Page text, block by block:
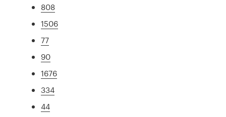
808
1506
77
90
1676
334
44